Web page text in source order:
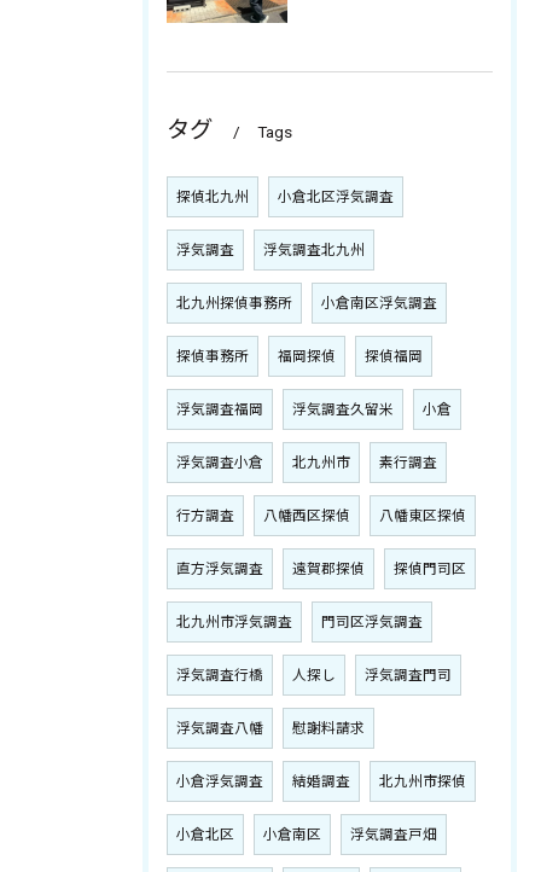
タグ Tags
探偵北九州 小倉北区浮気調査
浮気調査 浮気調査北九州
北九州探偵事務所 小倉南区浮気調査
探偵事務所 福岡探偵 探偵福岡
浮気調査福岡 浮気調査久留米 小倉
浮気調査小倉 北九州市 素行調査
行方調査 八幡西区探偵 八幡東区探偵
直方浮気調査 遠賀郡探偵 探偵門司区
北九州市浮気調査 門司区浮気調査
浮気調査行橋 人探し 浮気調査門司
浮気調査八幡 慰謝料請求
小倉浮気調査 結婚調査 北九州市探偵
小倉北区 小倉南区 浮気調査戸畑